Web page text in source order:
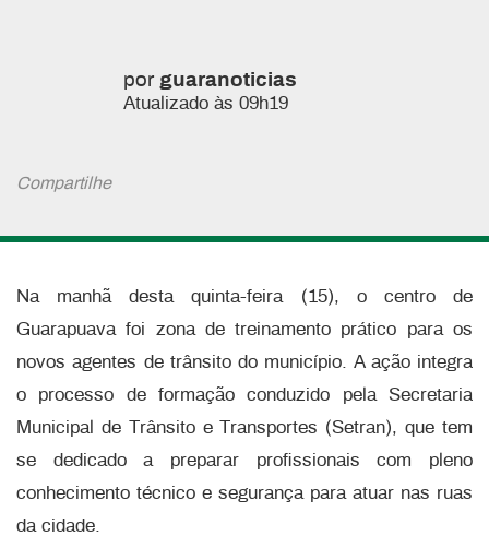
por guaranoticias
Atualizado às 09h19
Compartilhe
Na manhã desta quinta-feira (15), o centro de
Guarapuava foi zona de treinamento prático para os
novos agentes de trânsito do município. A ação integra
o processo de formação conduzido pela Secretaria
Municipal de Trânsito e Transportes (Setran), que tem
se dedicado a preparar profissionais com pleno
conhecimento técnico e segurança para atuar nas ruas
da cidade.